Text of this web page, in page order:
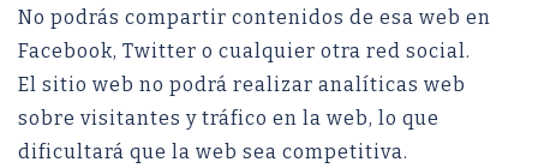
No podrás compartir contenidos de esa web en
Facebook, Twitter o cualquier otra red social.
El sitio web no podrá realizar analíticas web
sobre visitantes y tráfico en la web, lo que
dificultará que la web sea competitiva.